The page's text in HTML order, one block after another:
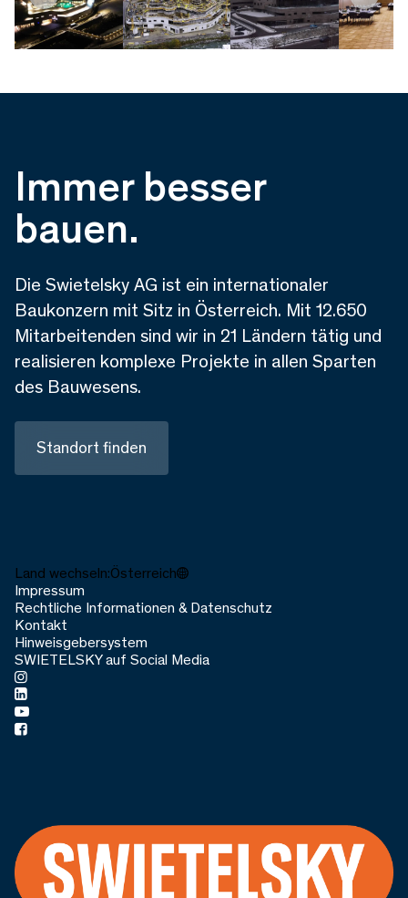
Immer besser
bauen.
Die Swietelsky AG ist ein internationaler
Baukonzern mit Sitz in Österreich. Mit 12.650
Mitarbeitenden sind wir in 21 Ländern tätig und
realisieren komplexe Projekte in allen Sparten
des Bauwesens.
Standort finden
Land wechseln:Österreich
Impressum
Rechtliche Informationen & Datenschutz
Kontakt
Hinweisgebersystem
SWIETELSKY auf Social Media